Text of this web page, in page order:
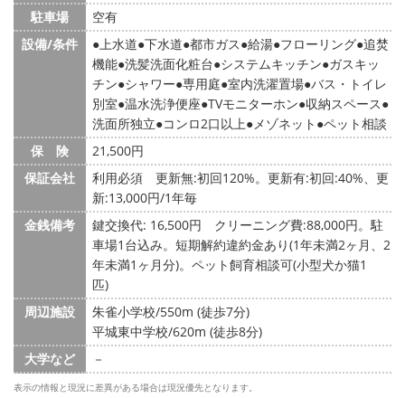
駐車場
空有
設備/条件
上水道 下水道 都市ガス 給湯 フローリング 追焚
機能 洗髪洗面化粧台 システムキッチン ガスキッ
チン シャワー 専用庭 室内洗濯置場 バス・トイレ
別室 温水洗浄便座 TVモニターホン 収納スペース
洗面所独立 コンロ2口以上 メゾネット ペット相談
保 険
21,500円
保証会社
利用必須 更新無:初回120%。更新有:初回:40%、更
新:13,000円/1年毎
金銭備考
鍵交換代: 16,500円
クリーニング費:88,000円。駐
車場1台込み。短期解約違約金あり(1年未満2ヶ月、2
年未満1ヶ月分)。ペット飼育相談可(小型犬か猫1
匹)
周辺施設
朱雀小学校/550m (徒歩7分)
平城東中学校/620m (徒歩8分)
大学など
－
表示の情報と現況に差異がある場合は現況優先となります。